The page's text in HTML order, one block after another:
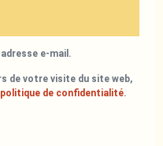
e-mail.
de votre visite du site web,
politique de confidentialité.